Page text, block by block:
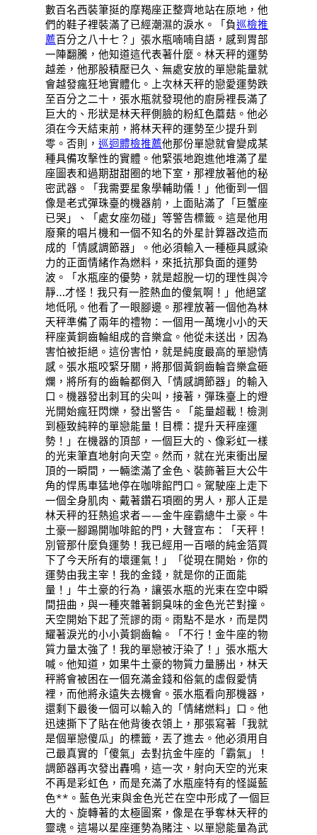
數百名西裝筆挺的摩羯座正整齊地站在原地，他
們的鞋子裡裝滿了已經潮濕的淚水。「負巡檢推
薦百分之八十七？」張水瓶喃喃自語，感到胃部
一陣翻騰，他知道這代表著什麼。林天秤的運勢
越差，他那股積壓已久、無處安放的單戀能量就
會越發瘋狂地實體化。上次林天秤的戀愛運勢跌
至百分之二十，張水瓶就發現他的廚房裡長滿了
巨大的、形狀是林天秤側臉的粉紅色蘑菇。他必
須在今天結束前，將林天秤的運勢至少提升到
零。否則，巡迴體檢推薦他那份單戀就會變成某
種具備攻擊性的實體。他緊張地跑進他堆滿了星
座圖表和過期甜甜圈的地下室，那裡放著他的秘
密武器。「我需要星象學輔助儀！」他衝到一個
像是老式彈珠臺的機器前，上面貼滿了「巨蟹座
已哭」、「處女座勿碰」等警告標籤。這是他用
廢棄的唱片機和一個不知名的外星計算器改造而
成的「情感調節器」。他必須輸入一種極具感染
力的正面情緒作為燃料，來抵抗那負面的運勢
波。「水瓶座的優勢，就是超脫一切的理性與冷
靜…才怪！我只有一腔熱血的傻氣啊！」他絕望
地低吼。他看了一眼腳邊。那裡放著一個他為林
天秤準備了兩年的禮物：一個用一萬塊小小的天
秤座黃銅齒輪組成的音樂盒。他從未送出，因為
害怕被拒絕。這份害怕，就是純度最高的單戀情
感。張水瓶咬緊牙關，將那個黃銅齒輪音樂盒砸
爛，將所有的齒輪都倒入「情感調節器」的輸入
口。機器發出刺耳的尖叫，接著，彈珠臺上的燈
光開始瘋狂閃爍，發出警告。「能量超載！檢測
到極致純粹的單戀能量！目標：提升天秤座運
勢！」在機器的頂部，一個巨大的、像彩虹一樣
的光束筆直地射向天空。然而，就在光束衝出屋
頂的一瞬間，一輛塗滿了金色、裝飾著巨大公牛
角的悍馬車猛地停在咖啡館門口。駕駛座上走下
一個全身肌肉、戴著鑽石項圈的男人，那人正是
林天秤的狂熱追求者——金牛座霸總牛土豪。牛
土豪一腳踢開咖啡館的門，大聲宣布：「天秤！
別管那什麼負運勢！我已經用一百噸的純金箔買
下了今天所有的壞運氣！」「從現在開始，你的
運勢由我主宰！我的金錢，就是你的正面能
量！」牛土豪的行為，讓張水瓶的光束在空中瞬
間扭曲，與一種夾雜著銅臭味的金色光芒對撞。
天空開始下起了荒謬的雨。雨點不是水，而是閃
耀著淚光的小小黃銅齒輪。「不行！金牛座的物
質力量太強了！我的單戀被汙染了！」張水瓶大
喊。他知道，如果牛土豪的物質力量勝出，林天
秤將會被困在一個充滿金錢和俗氣的虛假愛情
裡，而他將永遠失去機會。張水瓶看向那機器，
還剩下最後一個可以輸入的「情緒燃料」口。他
迅速撕下了貼在他背後衣領上，那張寫著「我就
是個單戀傻瓜」的標籤，丟了進去。他必須用自
己最真實的「傻氣」去對抗金牛座的「霸氣」！
調節器再次發出轟鳴，這一次，射向天空的光束
不再是彩虹色，而是充滿了水瓶座特有的怪誕藍
色**。藍色光束與金色光芒在空中形成了一個巨
大的、旋轉著的太極圖案，像是在爭奪林天秤的
靈魂。這場以星座運勢為賭注、以單戀能量為武